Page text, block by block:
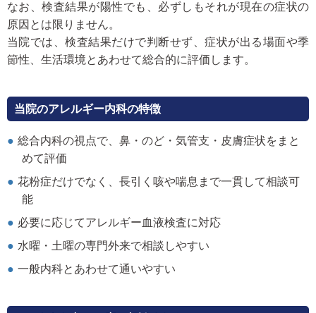
なお、検査結果が陽性でも、必ずしもそれが現在の症状の
原因とは限りません。
当院では、検査結果だけで判断せず、症状が出る場面や季
節性、生活環境とあわせて総合的に評価します。
当院のアレルギー内科の特徴
総合内科の視点で、鼻・のど・気管支・皮膚症状をまと
めて評価
花粉症だけでなく、長引く咳や喘息まで一貫して相談可
能
必要に応じてアレルギー血液検査に対応
水曜・土曜の専門外来で相談しやすい
一般内科とあわせて通いやすい